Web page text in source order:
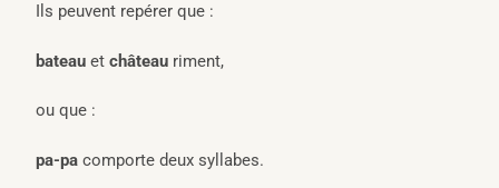
Ils peuvent repérer que :
bateau et château riment,
ou que :
pa-pa comporte deux syllabes.